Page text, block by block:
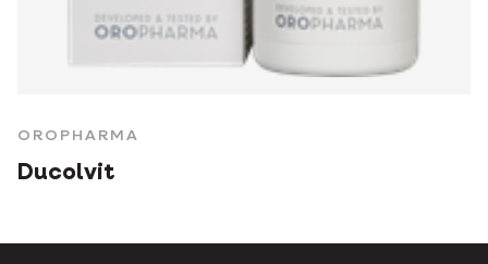
OROPHARMA
Ducolvit